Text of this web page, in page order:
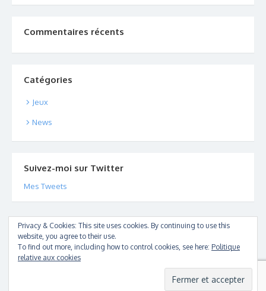
Commentaires récents
Catégories
Jeux
News
Suivez-moi sur Twitter
Mes Tweets
© 2026 Ceseargl - Vidéo de jeux vidéo
Powered by WordPress
Réseaux Sociaux
Privacy & Cookies: This site uses cookies. By continuing to use this
website, you agree to their use.
To find out more, including how to control cookies, see here: Politique
relative aux cookies